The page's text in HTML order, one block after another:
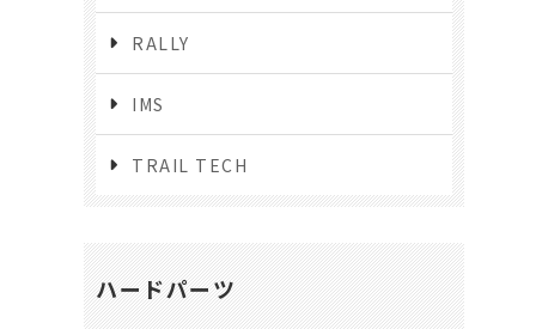
RALLY
IMS
TRAIL TECH
ハードパーツ